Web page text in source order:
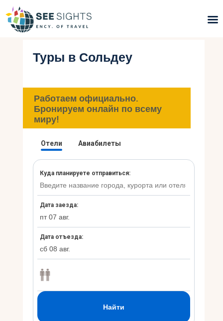
Поиск туров
Типы Туров
Страны
Инфо
Контакты
Туры в Сольдеу
Работаем официально.
Бронируем онлайн по всему
миру!